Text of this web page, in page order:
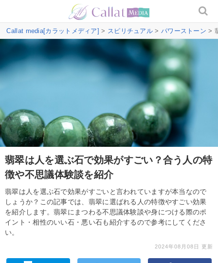
Callat media[カラットメディア] > スピリチュアル > パワーストーン >
翡翠は人を選ぶ石で効果がすごい？合う人の特
徴や不思議体験談を紹介
翡翠は人を選ぶ石で効果がすごいと言われていますが本当なので
しょうか？この記事では、翡翠に選ばれる人の特徴やすごい効果
を紹介します。翡翠にまつわる不思議体験談や身につける際のポ
イント・相性のいい石・悪い石も紹介するので参考にしてくださ
い。
2024年08月08日 更新